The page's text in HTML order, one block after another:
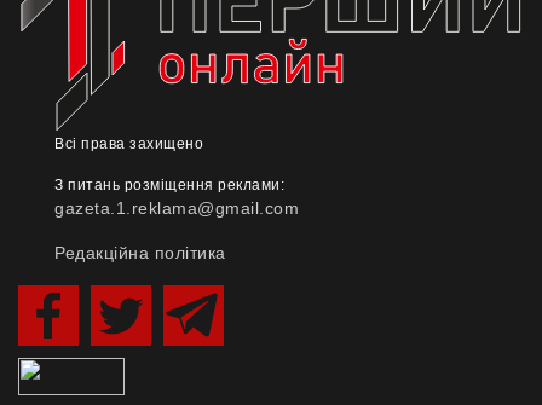
Всі права захищено
З питань розміщення реклами:
gazeta.1.reklama@gmail.com
Редакційна політика